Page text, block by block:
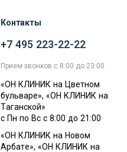
Контакты
+7 495 223-22-22
Прием звонков с 8:00 до 23:00
«ОН КЛИНИК на Цветном
бульваре», «ОН КЛИНИК на
Таганской»
с Пн по Вс с 8:00 до 21:00
«ОН КЛИНИК на Новом
Арбате», «ОН КЛИНИК на